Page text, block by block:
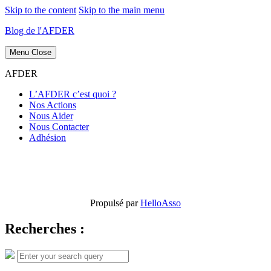
Skip to the content Skip to the main menu
Blog de l'AFDER
Menu Close
AFDER
L’AFDER c’est quoi ?
Nos Actions
Nous Aider
Nous Contacter
Adhésion
Propulsé parHelloAsso
Recherches :
Search
for:
Search